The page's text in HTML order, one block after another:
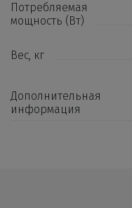
Потребляемая
мощность (Вт)
Вес, кг
Дополнительная
информация